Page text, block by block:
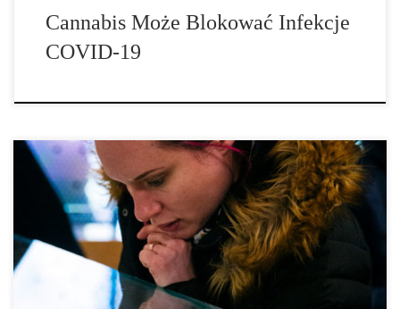
Cannabis Może Blokować Infekcje
COVID-19
Marihuana zmniejsza migreny oraz ból głowy o połowę. Według
najnowszych badań Carrie Cuttler, asystentki profesora psychologii
Uniwersytetu Stanowego w Waszyngtonie, marihuana zmniejsza
nasilenie bólu głowy o 47,3% i nasilenie migreny o 49,6%.
Badanie, opublikowane niedawno w czasopiśmie Journal of Pain,
jako pierwsze wykorzystuje duże ilości danych zebranych od
pacjentów cierpiących na bóle głowy i migreny, korzystających z